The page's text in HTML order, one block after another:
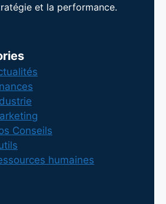
et la performance.
Conseils
humaines